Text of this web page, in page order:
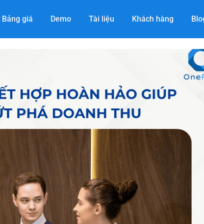
Bảng giá Demo Tài liệu Khách hàng